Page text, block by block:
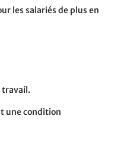
les salariés de plus en
travail.
une condition